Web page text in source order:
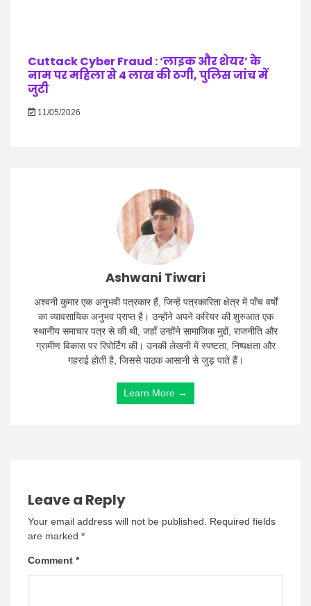
Cuttack Cyber Fraud : ‘लाइक और शेयर’ के
नाम पर महिला से 4 लाख की ठगी, पुलिस जांच में
जुटी
11/05/2026
Ashwani Tiwari
अश्वनी कुमार एक अनुभवी पत्रकार हैं, जिन्हें पत्रकारिता क्षेत्र में पाँच वर्षों
का व्यावसायिक अनुभव प्राप्त है। उन्होंने अपने करियर की शुरुआत एक
स्थानीय समाचार पत्र से की थी, जहाँ उन्होंने सामाजिक मुद्दों, राजनीति और
ग्रामीण विकास पर रिपोर्टिंग की। उनकी लेखनी में स्पष्टता, निष्पक्षता और
गहराई होती है, जिससे पाठक आसानी से जुड़ पाते हैं।
Learn More →
Leave a Reply
Your email address will not be published.
Required fields
are marked *
Comment *